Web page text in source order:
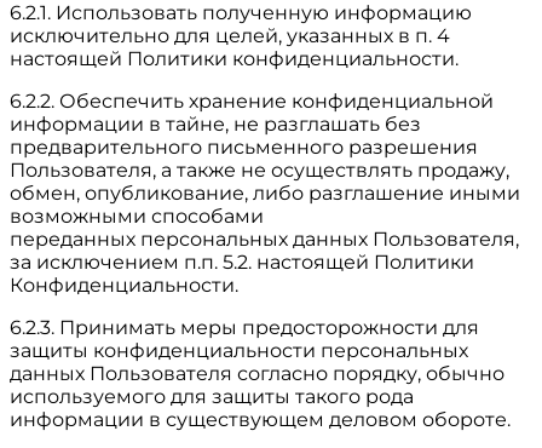
6.2.1. Использовать полученную информацию
исключительно для целей, указанных в п. 4
настоящей Политики конфиденциальности.
6.2.2. Обеспечить хранение конфиденциальной
информации в тайне, не разглашать без
предварительного письменного разрешения
Пользователя, а также не осуществлять продажу,
обмен, опубликование, либо разглашение иными
возможными способами
переданных персональных данных Пользователя,
за исключением п.п. 5.2. настоящей Политики
Конфиденциальности.
6.2.3. Принимать меры предосторожности для
защиты конфиденциальности персональных
данных Пользователя согласно порядку, обычно
используемого для защиты такого рода
информации в существующем деловом обороте.